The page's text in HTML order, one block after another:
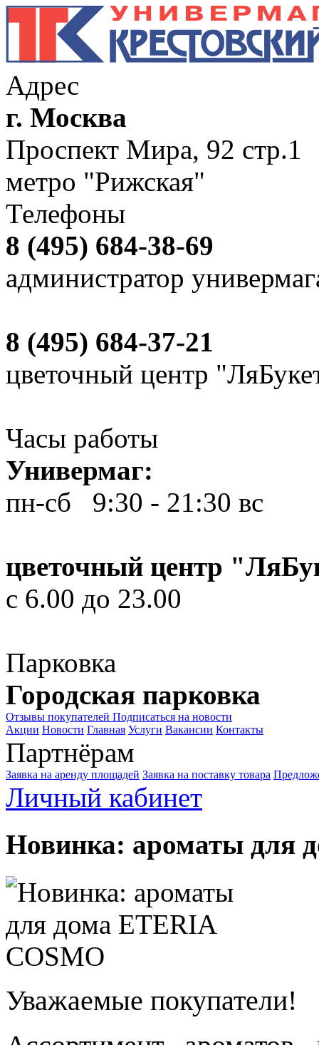
Адрес
г. Москва
Проспект Мира, 92 стр.1
метро "Рижская"
Телефоны
8 (495) 684-38-69
администратор
8 (495) 684-37-21
цветочный центр
Часы работы
Универмаг:
пн-сб 9:30 - 21:30 вс
цветочный центр
с 6.00 до 23.00
Парковка
Городская парковка
Отзывы покупателей Подписаться на новости
Акции Новости Главная Услуги Вакансии Контакты
Партнёрам
Заявка на аренду площадей Заявка на поставку товара
Личный кабинет
Новинка: ароматы для
Уважаемые покупатели!